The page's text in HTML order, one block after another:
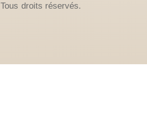
Tous droits réservés.